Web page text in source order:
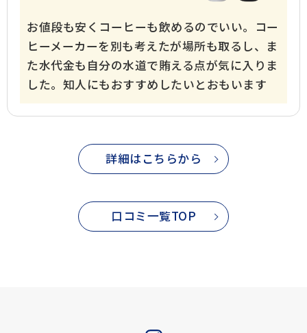
お値段も安くコーヒーも飲めるのでいい。コー
ヒーメーカーを別も考えたが場所も取るし、ま
た水代金も自分の水道で賄える点が気に入りま
した。知人にもおすすめしたいとおもいます
詳細はこちらから
口コミ一覧TOP